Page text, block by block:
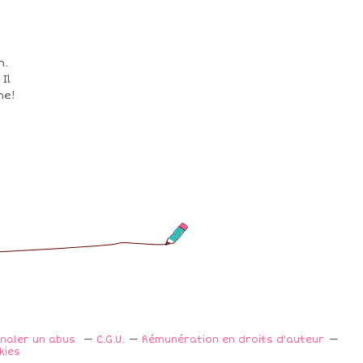
Il
un abus C.G.U.
Rémunération en droits d'auteur